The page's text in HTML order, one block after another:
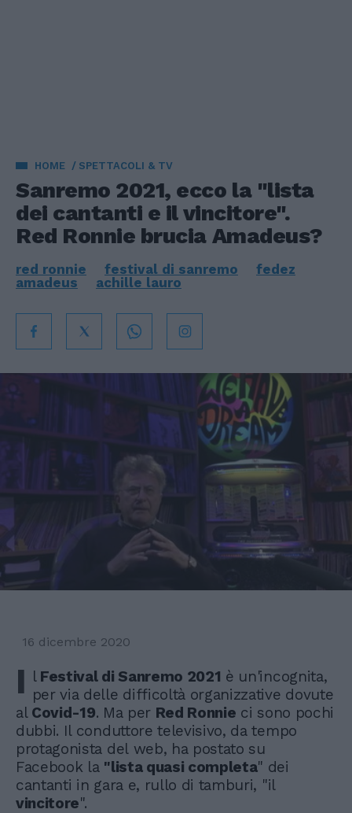
HOME SPETTACOLI & TV
Sanremo 2021, ecco la "lista
dei cantanti e il vincitore".
Red Ronnie brucia Amadeus?
red ronnie festival di sanremo
fedez
amadeus
achille lauro
16 dicembre 2020
I l Festival di Sanremo 2021 è un'incognita,
per via delle difficoltà organizzative dovute
al Covid-19. Ma per Red Ronnie ci sono pochi
dubbi. Il conduttore televisivo, da tempo
protagonista del web, ha postato su
Facebook la "lista quasi completa" dei
cantanti in gara e, rullo di tamburi, "il
vincitore".